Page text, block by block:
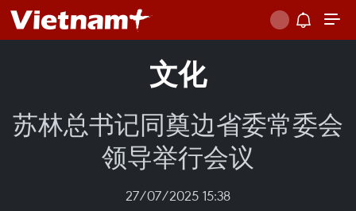
文化
苏林总书记同奠边省委常委会
领导举行会议
27/07/2025 15:38